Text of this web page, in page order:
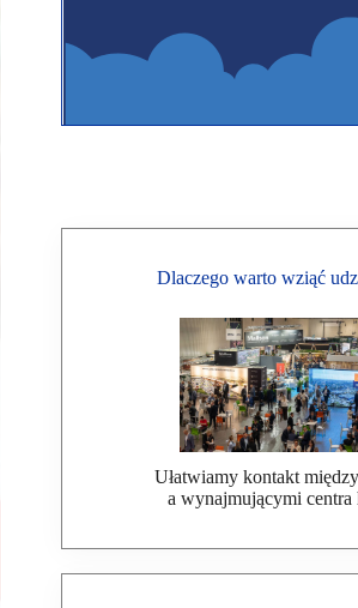
Dlaczego warto wziąć
Ułatwiamy kontakt
a wynajmującymi centra